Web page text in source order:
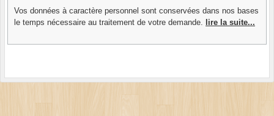
Vos données à caractère personnel sont conservées dans nos bases
le temps nécessaire au traitement de votre demande. lire la suite...